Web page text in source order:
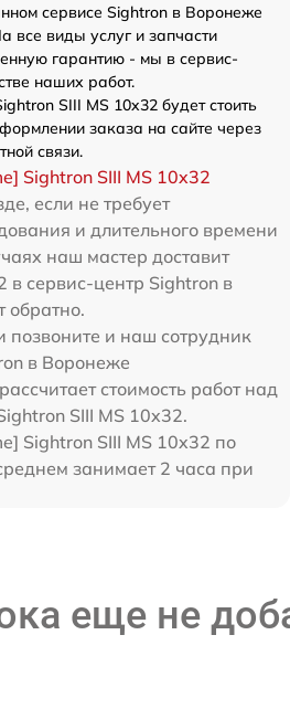
сервисе Sightron в Воронеже
все виды услуг и запчасти
гарантию - мы в сервис-
наших работ.
SIII MS 10x32 будет стоить
заказа на сайте через
связи.
Sightron SIII MS 10x32
если не требует
и длительного времени
наш мастер доставит
в сервис-центр Sightron в
обратно.
позвоните и наш сотрудник
в Воронеже
стоимость работ над
SIII MS 10x32.
Sightron SIII MS 10x32 по
занимает 2 часа при
еще не